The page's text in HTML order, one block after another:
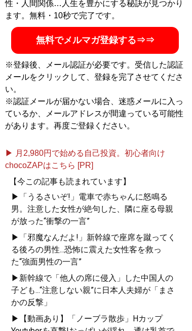
性・人間関係…人生を豊かにする秘訣が見つかり
ます。無料・10秒で完了です。
無料でメルマガ登録する⇒⇒
※登録後、メール認証が必要です。受信した認証
メールをクリックして、登録を完了させてくださ
い。
※認証メールが届かない場合、迷惑メールに入っ
ているか、メールアドレスが間違っている可能性
があります。再度ご登録ください。
▶ 月2,980円で始める自己投資。初心者向け
chocoZAPはこちら [PR]
【今この記事も読まれています】
▶「うるさいぞ!」電車で赤ちゃんに怒鳴る
男。注意した女性が絶句した、隣に座る母親
が放った“衝撃の一言”
▶「邪魔なんだよ!」新幹線で座席を蹴ってく
る後ろの男性...恐怖に震えた女性客を救っ
た“強面男性の一言”
▶新幹線で「他人の席に侵入」した中国人の
子ども...“注意しない親”に日本人夫婦が「まさ
かの反撃」
▶【動画あり】「ノーブラ散歩」Hカップ